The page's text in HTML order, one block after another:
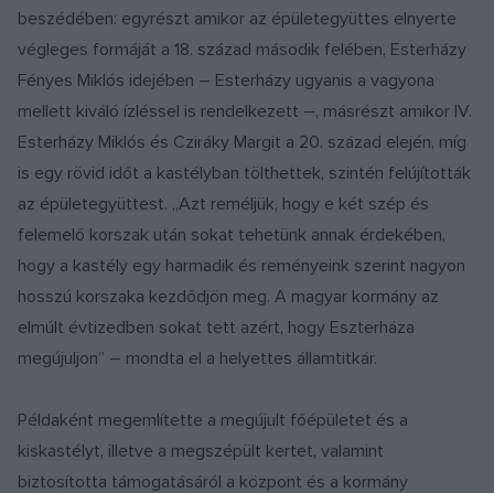
beszédében: egyrészt amikor az épületegyüttes elnyerte
végleges formáját a 18. század második felében, Esterházy
Fényes Miklós idejében – Esterházy ugyanis a vagyona
mellett kiváló ízléssel is rendelkezett –, másrészt amikor IV.
Esterházy Miklós és Cziráky Margit a 20. század elején, míg
is egy rövid időt a kastélyban tölthettek, szintén felújították
az épületegyüttest. „Azt reméljük, hogy e két szép és
felemelő korszak után sokat tehetünk annak érdekében,
hogy a kastély egy harmadik és reményeink szerint nagyon
hosszú korszaka kezdődjön meg. A magyar kormány az
elmúlt évtizedben sokat tett azért, hogy Eszterháza
megújuljon” – mondta el a helyettes államtitkár.
Példaként megemlítette a megújult főépületet és a
kiskastélyt, illetve a megszépült kertet, valamint
biztosította támogatásáról a központ és a kormány